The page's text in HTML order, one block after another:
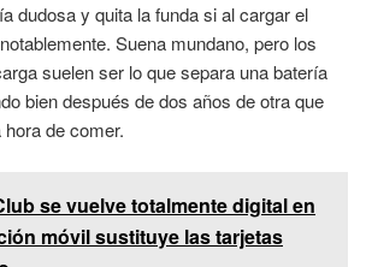
dudosa y quita la funda si al cargar el
Suena mundano, pero los
suelen ser lo que separa una batería
bien después de dos años de otra que
de comer.
se vuelve totalmente digital en
móvil sustituye las tarjetas